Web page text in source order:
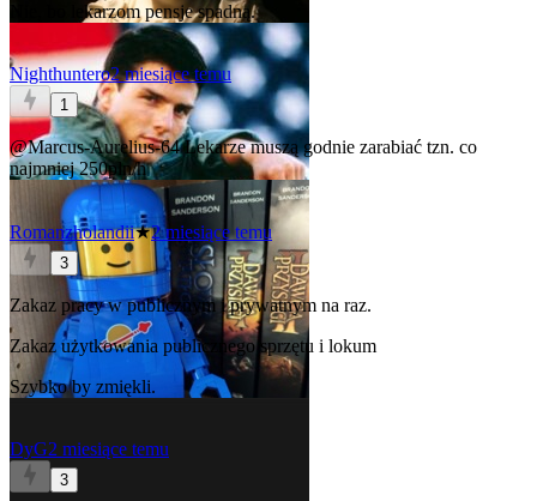
Nie, bo lekarzom pensje spadną.
Nighthuntero2 miesiące temu
1
@Marcus-Aurelius-64Lekarze muszą godnie zarabiać tzn. co
najmniej 250pln/h
Romanzholandii★2 miesiące temu
3
Zakaz pracy w publicznym i prywatnym na raz.
Zakaz użytkowania publicznego sprzętu i lokum
Szybko by zmiękli.
DyG2 miesiące temu
3